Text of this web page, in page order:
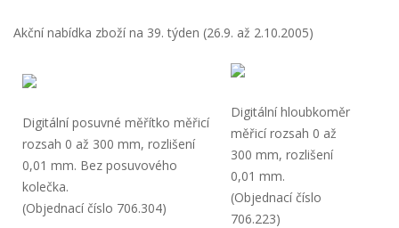
Akční nabídka zboží na 39. týden (26.9. až 2.10.2005)
Digitální posuvné měřítko měřicí
rozsah 0 až 300 mm, rozlišení
0,01 mm. Bez posuvového
kolečka.
(Objednací číslo 706.304)
Digitální hloubkoměr
měřicí rozsah 0 až
300 mm, rozlišení
0,01 mm.
(Objednací číslo
706.223)